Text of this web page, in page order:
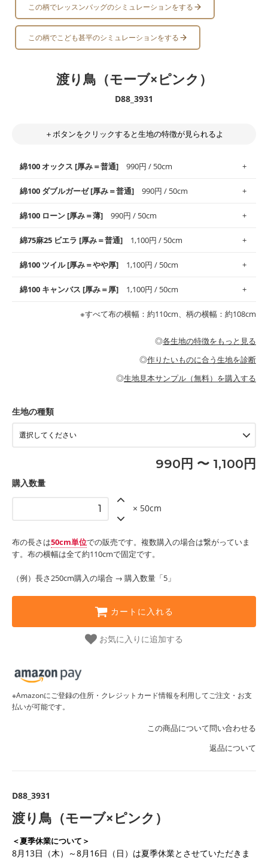
この柄でレッスンバッグのシミュレーションをする
この柄でこども甚平のシミュレーションをする
渡り鳥（モーブ×ピンク）
D88_3931
＋ボタンをクリックすると生地の特徴が見られるよ
綿100 オックス [厚み＝普通] 990円 / 50cm
使いやすさNo.1！しなやかさと適度な張りを併せ持ち、通気性の
高さがオックス生地の特徴です。当サイトのオックス生地は、
般にお使いいただけます。
※レッスンバッグ、上履き袋などの通園通学グッズにはツイル生
・布団カバーなどの寝具、カーテン
綿100 ダブルガーゼ [厚み＝普通] 990円 / 50cm
柔らかくふんわりとした肌触りが特徴です。ベビー用品やハンカ
チなど直接肌に触れるアイテムに最適です。高い吸湿性・通気性
す。
・スタイ、おくるみなどのベビーグッズ
・ブラウス、チュニック、ワンピースなどの洋服
・パジャマなどの寝具
綿100 ローン [厚み＝薄] 990円 / 50cm
上質で薄手の平織りの生地です。軽やかさとなめらかな手触りの
良さが魅力。透け感があるので、涼しげなトップスなどに最適で
・ブラウス、シャツ、チュニックなどのトップス
綿75麻25 ビエラ [厚み＝普通] 1,100円 / 50cm
コットン75％リネン25％の当店のビエラ生地は、オックス生地よ
りもふんわりとした柔らかい質感と適度な落ち感を感じられるの
綿100 ツイル [厚み＝やや厚] 1,100円 / 50cm
綾織りの生地です。しっかりとした張りと厚みがありながらも柔
らかいのが特徴です。生地の厚みは中厚手です。1枚でも透け感
・カーテン、エプロン、テーブルクロスなどの暮らしのアイテム
・パンツ、タックスカートなどのボトムス
もっと詳しく見る
綿100 キャンバス [厚み＝厚] 1,100円 / 50cm
耐久性があります。トートバッグ・ポーチ・ペンケースなどの布
小物、インテリア用品に向いています。
・工作用エプロン
もっと詳しく見る
※すべて布の横幅：約110cm、柄の横幅：約108cm
◎各生地の特徴をもっと見る
◎作りたいものに合う生地を診断
◎生地見本サンプル（無料）を購入する
生地の種類
990円 〜 1,100円
購入数量
× 50cm
布の長さは50cm単位での販売です。複数購入の場合は繋がっていま
す。布の横幅は全て約110cmで固定です。
（例）長さ250cm購入の場合 → 購入数量「5」
カートに入れる
お気に入りに追加する
※Amazonにご登録の住所・クレジットカード情報を利用してご注文・お支
払いが可能です。
この商品について問い合わせる
返品について
D88_3931
渡り鳥（モーブ×ピンク）
＜夏季休業について＞
8月13日（木）～8月16日（日）は夏季休業とさせていただきま